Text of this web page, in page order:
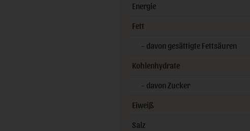
Energie
Fett
- davon gesättigte Fettsäuren
Kohlenhydrate
- davon Zucker
Eiweiß
Salz